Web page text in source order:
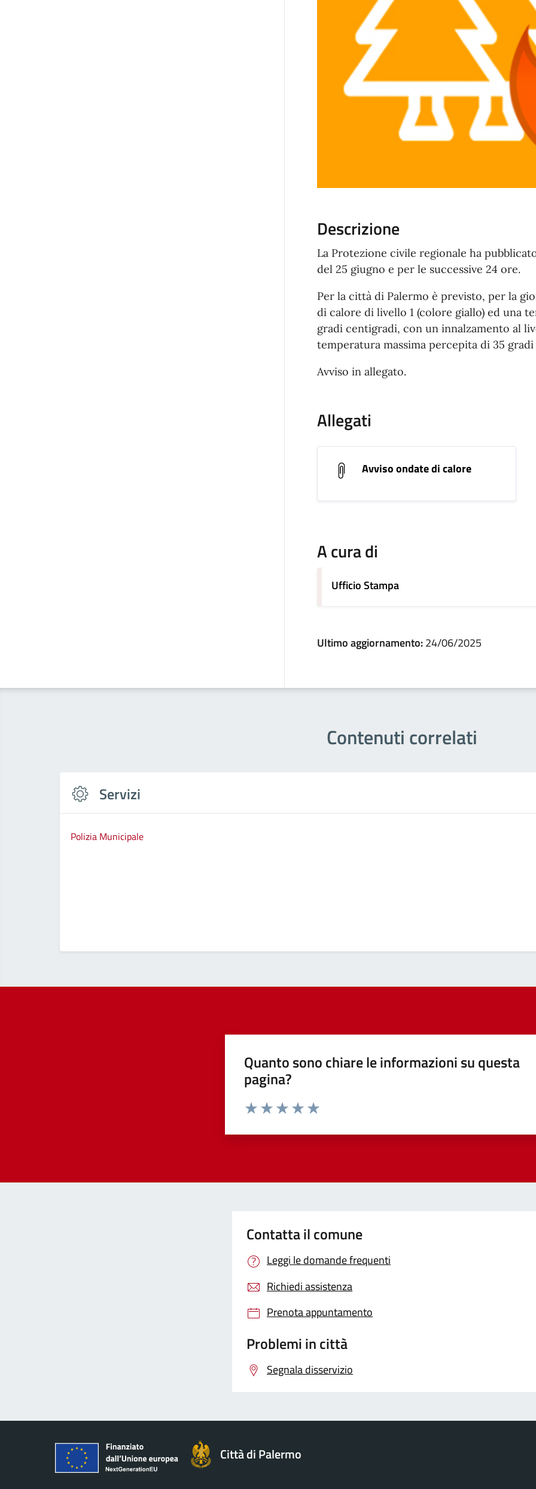
Descrizione
La Protezione civile regionale ha
del 25 giugno e per le successive 24 ore.
Per la città di Palermo è previsto, per la
di calore di livello 1 (colore giallo) ed una
gradi centigradi, con un innalzamento al
temperatura massima percepita di 35
Avviso in allegato.
Allegati
Avviso ondate di calore
A cura di
Ufficio Stampa
Ultimo aggiornamento:24/06/2025
Contenuti correlati
Servizi
Polizia Municipale
Quanto sono chiare le informazioni su questa
pagina?
Contatta il comune
Leggi le domande frequenti
Richiedi assistenza
Prenota appuntamento
Problemi in città
Segnala disservizio
Città di Palermo